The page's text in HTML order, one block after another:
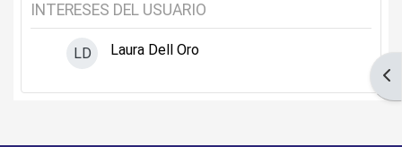
INTERESES DEL USUARIO
LD Laura Dell Oro